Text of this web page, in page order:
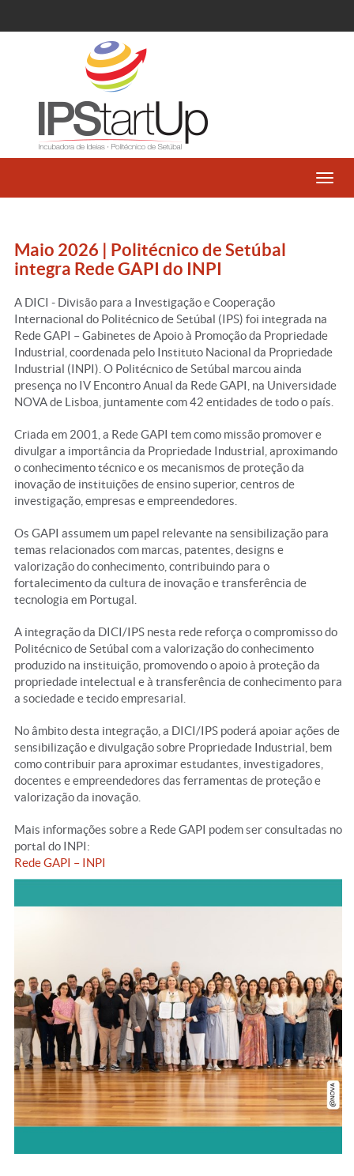
Maio 2026 | Politécnico de Setúbal
integra Rede GAPI do INPI
A DICI - Divisão para a Investigação e Cooperação
Internacional do Politécnico de Setúbal (IPS) foi integrada na
Rede GAPI – Gabinetes de Apoio à Promoção da Propriedade
Industrial, coordenada pelo Instituto Nacional da Propriedade
Industrial (INPI). O Politécnico de Setúbal marcou ainda
presença no IV Encontro Anual da Rede GAPI, na Universidade
NOVA de Lisboa, juntamente com 42 entidades de todo o país.
Criada em 2001, a Rede GAPI tem como missão promover e
divulgar a importância da Propriedade Industrial, aproximando
o conhecimento técnico e os mecanismos de proteção da
inovação de instituições de ensino superior, centros de
investigação, empresas e empreendedores.
Os GAPI assumem um papel relevante na sensibilização para
temas relacionados com marcas, patentes, designs e
valorização do conhecimento, contribuindo para o
fortalecimento da cultura de inovação e transferência de
tecnologia em Portugal.
A integração da DICI/IPS nesta rede reforça o compromisso do
Politécnico de Setúbal com a valorização do conhecimento
produzido na instituição, promovendo o apoio à proteção da
propriedade intelectual e à transferência de conhecimento para
a sociedade e tecido empresarial.
No âmbito desta integração, a DICI/IPS poderá apoiar ações de
sensibilização e divulgação sobre Propriedade Industrial, bem
como contribuir para aproximar estudantes, investigadores,
docentes e empreendedores das ferramentas de proteção e
valorização da inovação.
Mais informações sobre a Rede GAPI podem ser consultadas no
portal do INPI:
Rede GAPI – INPI